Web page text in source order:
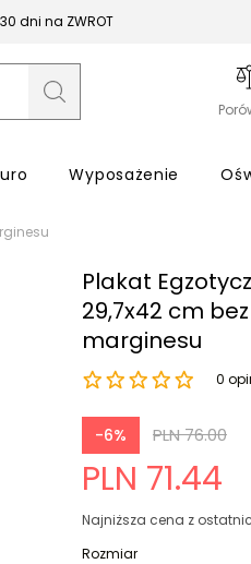
dni na ZWROT
Zapomniałeś hasła?
Zaloguj
Nie masz konta? Załóż
Wyposażenie
Plakat
29,7x42 cm
marginesu
0
-6% PLN 76.00
PLN 71.44
Najniższa cena z
Rozmiar